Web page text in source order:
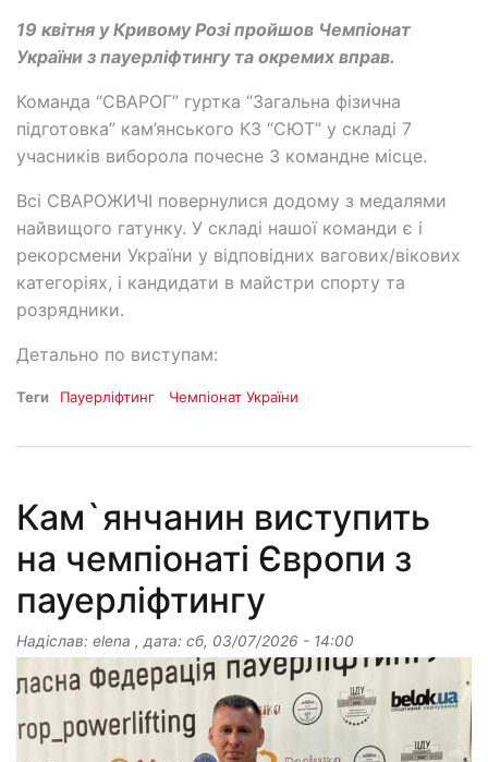
19 квітня у Кривому Розі пройшов Чемпіонат
України з пауерліфтингу та окремих вправ.
Команда “СВАРОГ” гуртка “Загальна фізична
підготовка” кам’янського КЗ “СЮТ” у складі 7
учасників виборола почесне 3 командне місце.
Всі СВАРОЖИЧІ повернулися додому з медалями
найвищого гатунку. У складі нашої команди є і
рекорсмени України у відповідних вагових/вікових
категоріях, і кандидати в майстри спорту та
розрядники.
Детально по виступам:
Теги Пауерліфтинг Чемпіонат України
Кам`янчанин виступить
на чемпіонаті Європи з
пауерліфтингу
Надіслав: elena , дата: сб, 03/07/2026 - 14:00